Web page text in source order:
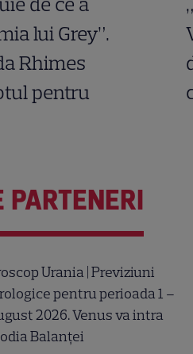
lui Grey”.
Rhimes
pentru
PARTENERI
Urania | Previziuni
pentru perioada 1 –
2026. Venus va intra
Balanței